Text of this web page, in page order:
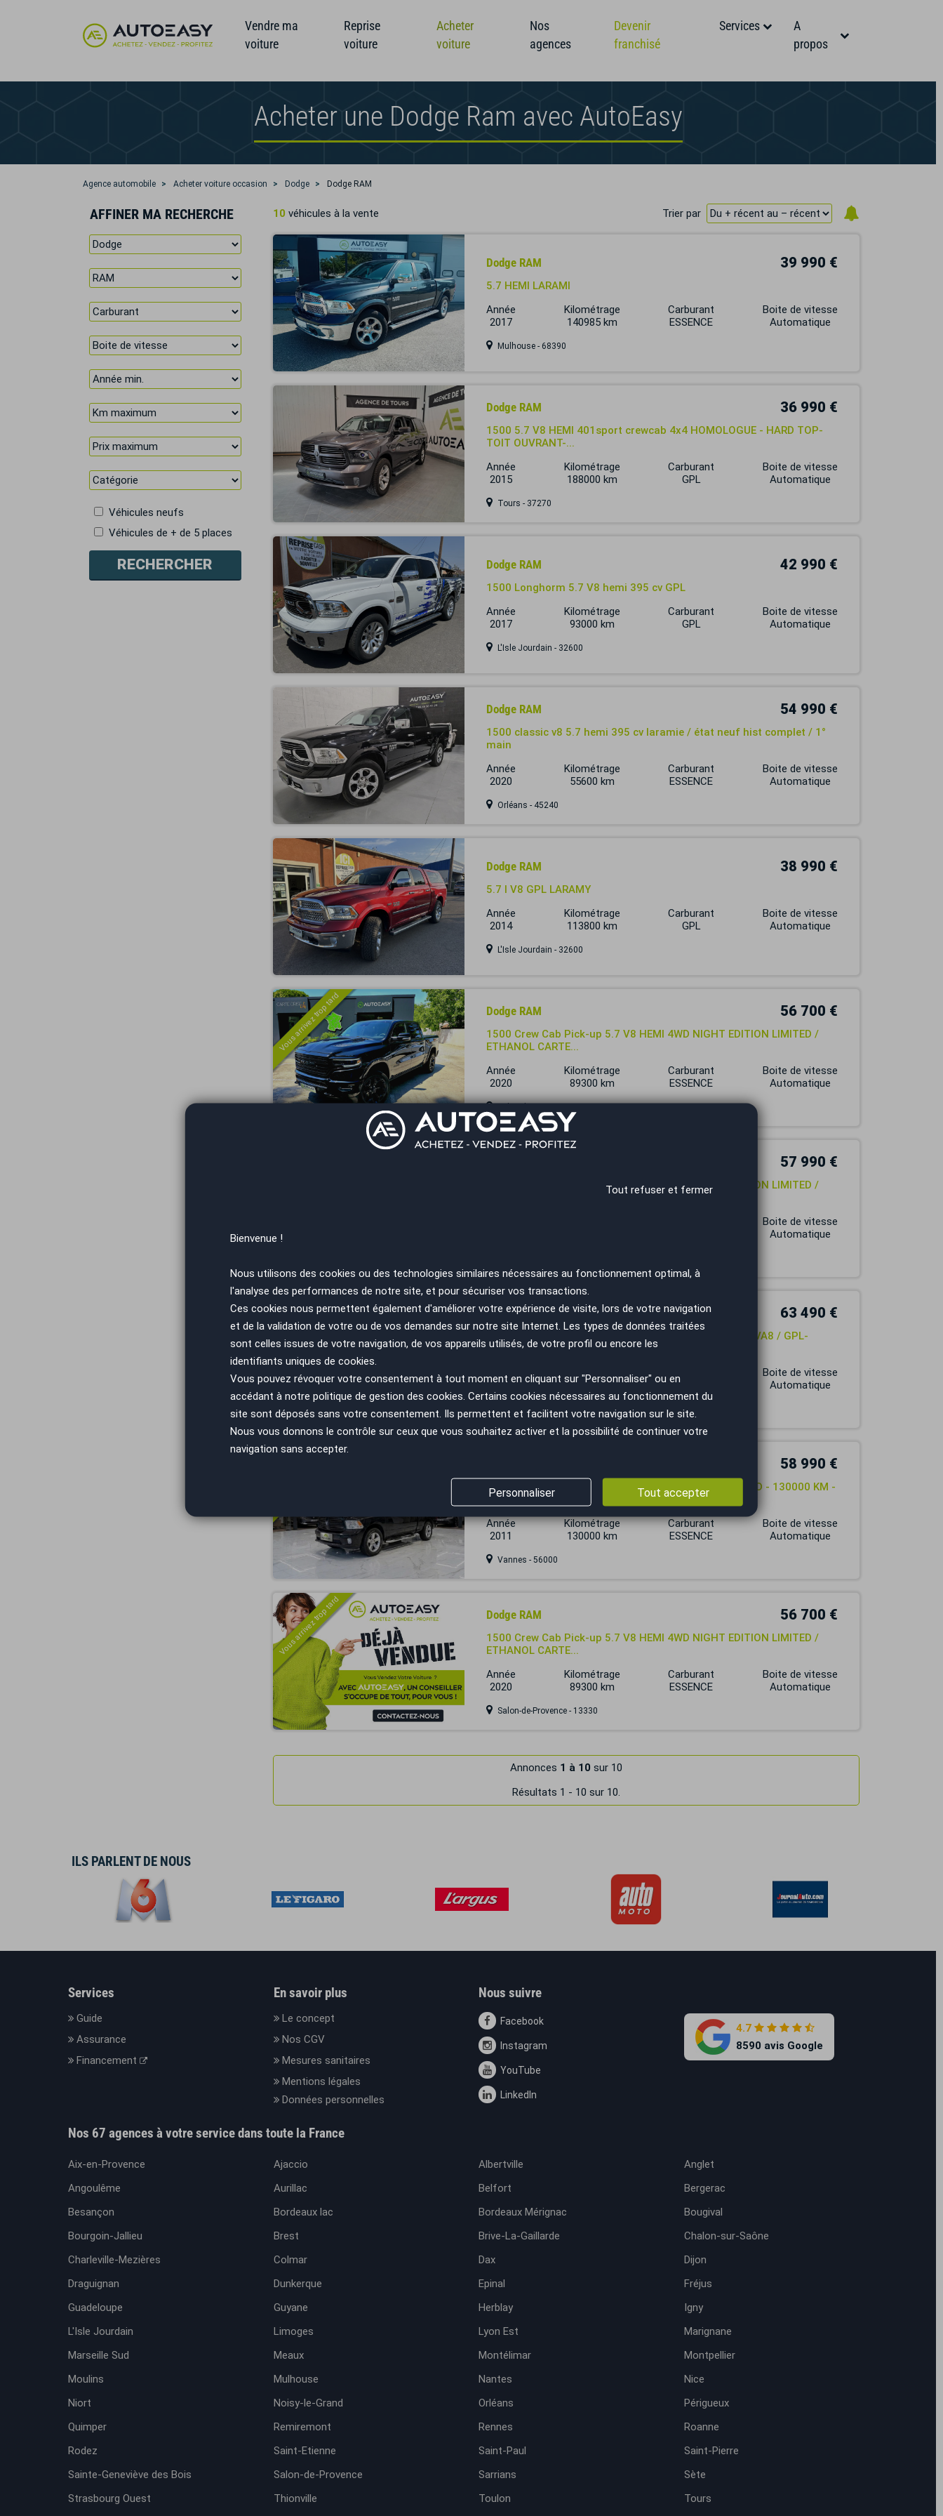
Vendre ma
voiture
Reprise
voiture
Acheter
voiture
Nos
agences
Devenir
franchisé
Services
A
propos
Acheter une Dodge Ram avec AutoEasy
Agence automobile Acheter voiture occasion Dodge Dodge RAM
AFFINER MA RECHERCHE
Véhicules neufs
Véhicules de + de 5 places
10 véhicules à la vente Trier par
Dodge RAM 39 990 €
5.7 HEMI LARAMI
Année
2017
Kilométrage
140985 km
Carburant
ESSENCE
Boite de vitesse
Automatique
Mulhouse - 68390
Dodge RAM 36 990 €
1500 5.7 V8 HEMI 401sport crewcab 4x4 HOMOLOGUE - HARD TOP-
TOIT OUVRANT-...
Année
2015
Kilométrage
188000 km
Carburant
GPL
Boite de vitesse
Automatique
Tours - 37270
Dodge RAM 42 990 €
1500 Longhorm 5.7 V8 hemi 395 cv GPL
Année
2017
Kilométrage
93000 km
Carburant
GPL
Boite de vitesse
Automatique
L'Isle Jourdain - 32600
Dodge RAM 54 990 €
1500 classic v8 5.7 hemi 395 cv laramie / état neuf hist complet / 1°
main
Année
2020
Kilométrage
55600 km
Carburant
ESSENCE
Boite de vitesse
Automatique
Orléans - 45240
Dodge RAM 38 990 €
5.7 l V8 GPL LARAMY
Année
2014
Kilométrage
113800 km
Carburant
GPL
Boite de vitesse
Automatique
L'Isle Jourdain - 32600
Vous arrivez trop tard Dodge RAM 56 700 €
1500 Crew Cab Pick-up 5.7 V8 HEMI 4WD NIGHT EDITION LIMITED /
ETHANOL CARTE...
Année
2020
Kilométrage
89300 km
Carburant
ESSENCE
Boite de vitesse
Automatique
57 990 €
1500 Crew Cab Pick-up 5.7 V8 HEMI 4WD NIGHT EDITION LIMITED /
Boite de vitesse
Automatique
Vous arrivez trop tard Dodge RAM 63 490 €
1500 CREW CAB 5.7 V8 LIMITED PACK SPORT 450ch BVA8 / GPL-
ETHANOL / CARTE...
Année
2021
Kilométrage
92000 km
ESSENCE
Boite de vitesse
Automatique
Périgueux - 24750
Vous arrivez trop tard 58 990 €
1500 V8 5.7 HEMI GPL + CELLULE CAMPER X OVERLAND - 130000 KM -
1ERE MAIN -...
Année
2011
Kilométrage
130000 km
Carburant
ESSENCE
Boite de vitesse
Automatique
Vannes - 56000
Vous arrivez trop tard Dodge RAM 56 700 €
1500 Crew Cab Pick-up 5.7 V8 HEMI 4WD NIGHT EDITION LIMITED /
ETHANOL CARTE...
Année
2020
Kilométrage
89300 km
Carburant
ESSENCE
Boite de vitesse
Automatique
Salon-de-Provence - 13330
Annonces 1 à 10 sur 10
Résultats 1 - 10 sur 10.
ILS PARLENT DE NOUS
Services
Guide
Assurance
Financement
En savoir plus
Le concept
Nos CGV
Mesures sanitaires
Mentions légales
Données personnelles
Nous suivre
Facebook
Instagram
YouTube
LinkedIn
4.7
8590 avis Google
Nos 67 agences à votre service dans toute la France
Aix-en-Provence Ajaccio Albertville
Anglet
Angoulême
Aurillac Belfort
Bergerac
Besançon
Bordeaux lac Bordeaux Mérignac
Bougival
Bourgoin-Jallieu
Brest Brive-La-Gaillarde
Chalon-sur-Saône
Charleville-Mezières
Colmar Dax
Dijon
Draguignan
Dunkerque Epinal
Fréjus
Guadeloupe
Guyane Herblay
Igny
L'Isle Jourdain
Limoges Lyon Est
Marignane
Marseille Sud
Meaux Montélimar
Montpellier
Moulins
Mulhouse Nantes
Nice
Niort
Noisy-le-Grand Orléans
Périgueux
Quimper
Remiremont Rennes
Roanne
Rodez
Saint-Etienne Saint-Paul
Saint-Pierre
Sainte-Geneviève des Bois
Salon-de-Provence Sarrians
Sète
Strasbourg Ouest
Thionville Toulon Tours
Tout refuser et fermer
Bienvenue !
Nous utilisons des cookies ou des technologies similaires nécessaires au fonctionnement optimal, à
l'analyse des performances de notre site, et pour sécuriser vos transactions.
Ces cookies nous permettent également d'améliorer votre expérience de visite, lors de votre navigation
et de la validation de votre ou de vos demandes sur notre site Internet. Les types de données traitées
sont celles issues de votre navigation, de vos appareils utilisés, de votre profil ou encore les
identifiants uniques de cookies.
Vous pouvez révoquer votre consentement à tout moment en cliquant sur "Personnaliser" ou en
accédant à notre politique de gestion des cookies . Certains cookies nécessaires au fonctionnement du
site sont déposés sans votre consentement. Ils permettent et facilitent votre navigation sur le site.
Nous vous donnons le contrôle sur ceux que vous souhaitez activer et la possibilité de continuer votre
navigation sans accepter.
Tout accepter
Personnaliser